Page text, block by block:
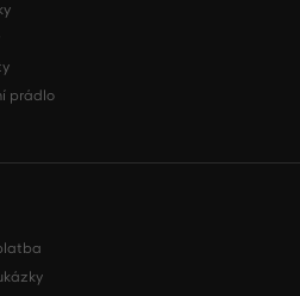
prádlo